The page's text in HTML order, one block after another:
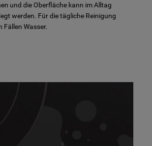
und die Oberfläche kann im Alltag
werden. Für die tägliche Reinigung
Fällen Wasser.